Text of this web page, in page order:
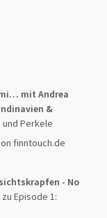
mit Andrea
&
und Perkele
finntouch.de
- No
zu Episode 1: